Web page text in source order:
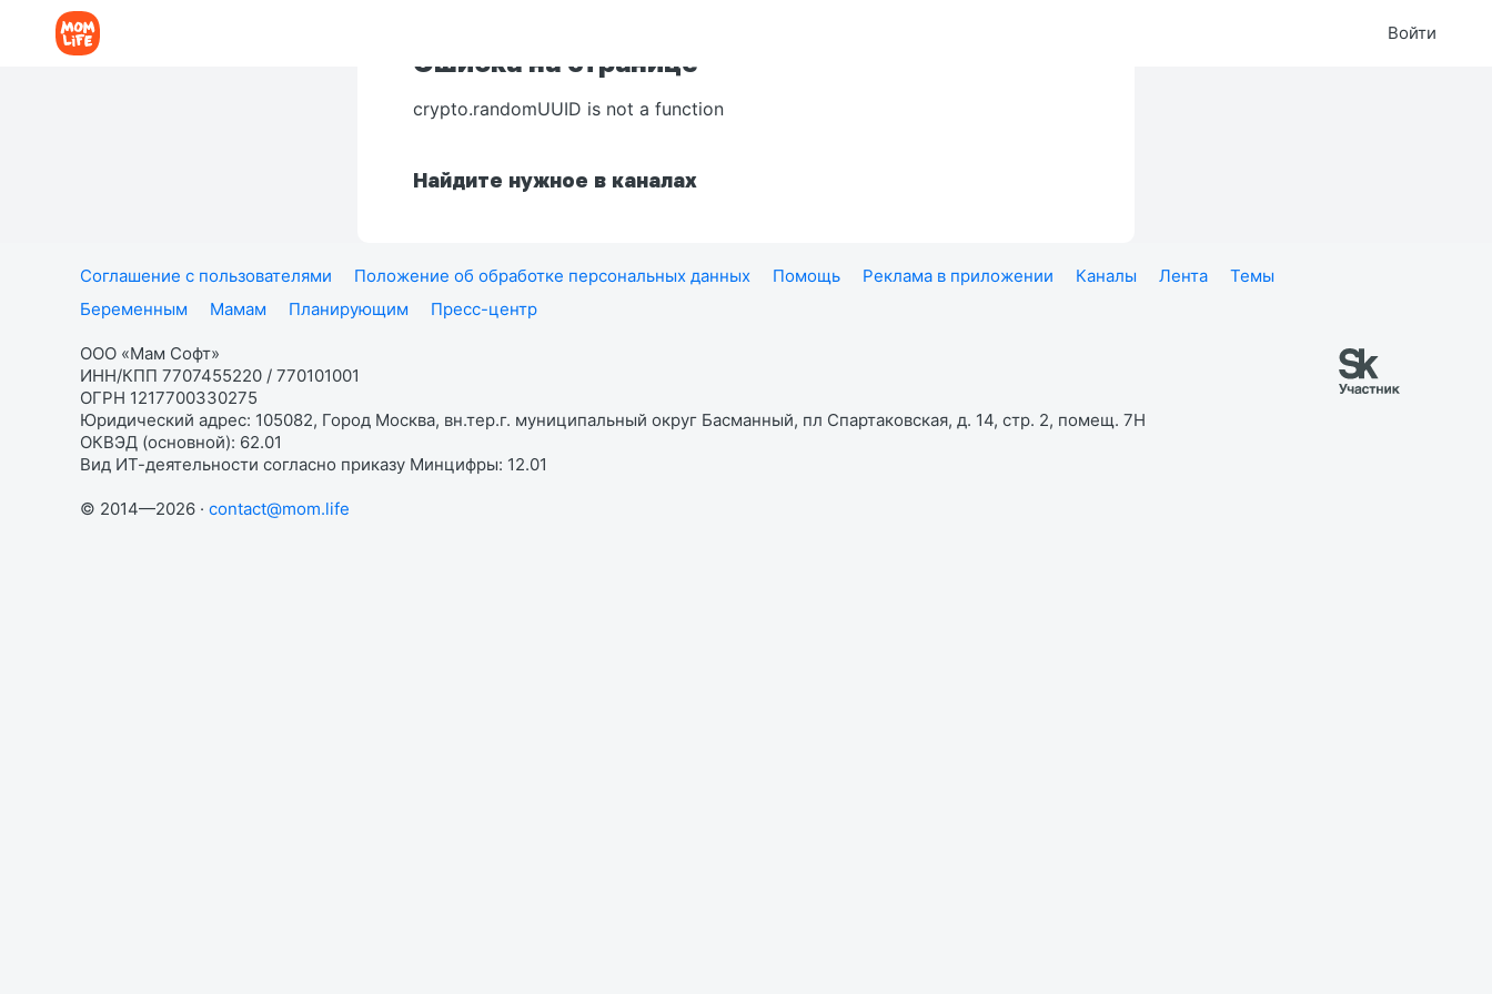
Войти
Ошибка на странице
crypto.randomUUID is not a function
Найдите нужное в каналах
Соглашение с пользователями Положение об обработке персональных данных Помощь Реклама в приложении Каналы Лента
Темы
Беременным
Мамам Планирующим Пресс-центр
ООО «Мам Софт»
ИНН/КПП 7707455220 / 770101001
ОГРН 1217700330275
Юридический адрес: 105082, Город Москва, вн.тер.г. муниципальный округ Басманный, пл Спартаковская, д. 14, стр. 2, помещ. 7Н
ОКВЭД (основной): 62.01
Вид ИТ-деятельности согласно приказу Минцифры: 12.01
© 2014—2026 · contact@mom.life